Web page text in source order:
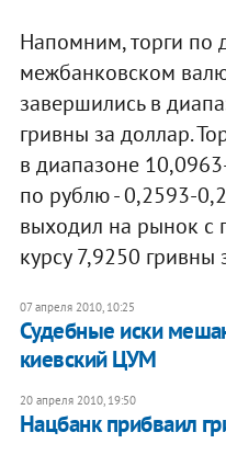
Напомним, торги по
межбанковском
завершились в
гривны за доллар.
в диапазоне
по рублю - 0,2593-
выходил на рынок с
курсу 7,9250 гривны
07 апреля 2010, 10:25
Судебные иски
киевский ЦУМ
20 апреля 2010, 19:50
Нацбанк прибваил